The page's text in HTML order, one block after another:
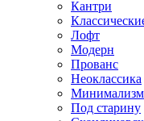
Кантри
Лофт
Модерн
Прованс
Неоклассика
Минимализм
Под старину